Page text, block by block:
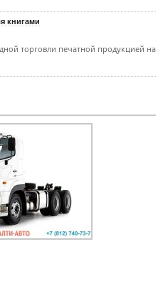
книгами
торговли печатной продукцией на